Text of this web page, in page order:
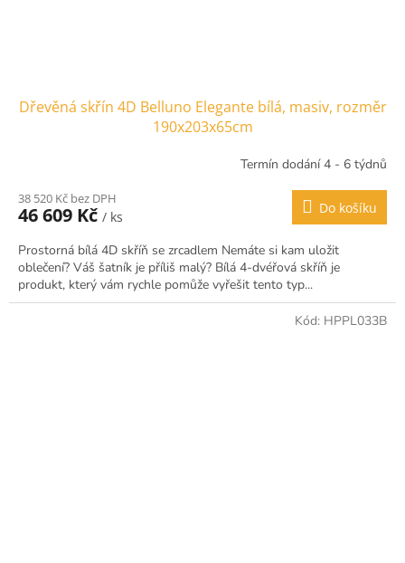
Dřevěná skřín 4D Belluno Elegante bílá, masiv, rozměr
190x203x65cm
Termín dodání 4 - 6 týdnů
38 520 Kč bez DPH
46 609 Kč / ks
Do košíku
Prostorná bílá 4D skříň se zrcadlem Nemáte si kam uložit
oblečení? Váš šatník je příliš malý? Bílá 4-dvéřová skříň je
produkt, který vám rychle pomůže vyřešit tento typ...
Kód: HPPL033B